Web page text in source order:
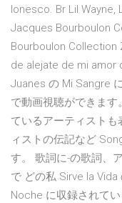
Ionesco. Br Lil Wayne,
Jacques Bourboulon
Bourboulon
de alejate de mi amor
Juanes の Mi Sangre
で動画視聴ができま
ているアーティスト
ィストの伝記など
す。 歌詞に-の歌詞、
で どの私 Sirve la
Noche に収録されて